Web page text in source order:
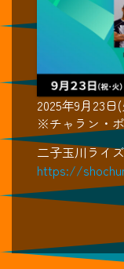
2025年9月23日
※チャラン・
二子玉川ライ
https://